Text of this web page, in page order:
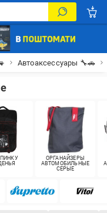
Автоаксессуары 🔧🚗
ОРГАНАЙЗЕРЫ
АВТОМОБИЛЬНЫЕ
СЕРЫЕ